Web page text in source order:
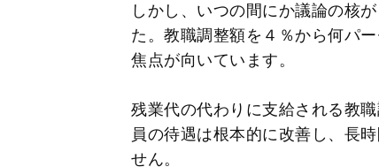
しかし、いつの間にか議論の核
た。教職調整額を４％から何パ
焦点が向いています。
残業代の代わりに支給される教
員の待遇は根本的に改善し、長
せん。